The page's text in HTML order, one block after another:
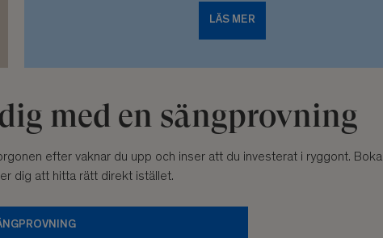
LÄS MER
med en sängprovning
efter vaknar du upp och inser att du investerat i ryggont.
dig att hitta rätt direkt istället.